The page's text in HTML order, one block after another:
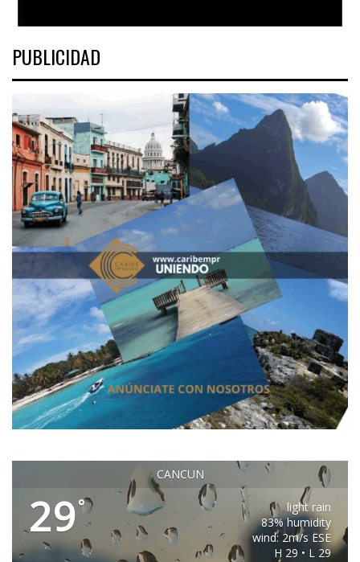
PUBLICIDAD
CANCUN
29°
light rain
83% humidity
wind: 2m/s ESE
H 29 • L 29